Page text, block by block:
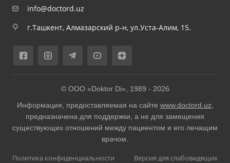
info@doctord.uz
г.Ташкент, Алмазарский р-н, ул.Уста-Алим, 15.
© ООО «Doktor Di», 1989 - 2026
Информация, предоставляемая на сайте www.doctord.uz
предназначена для поддержки, а не для замещения
существующих отношений между пациентом и его лечащим
врачом.
Политика конфиденциальности Версия для слабовидящих